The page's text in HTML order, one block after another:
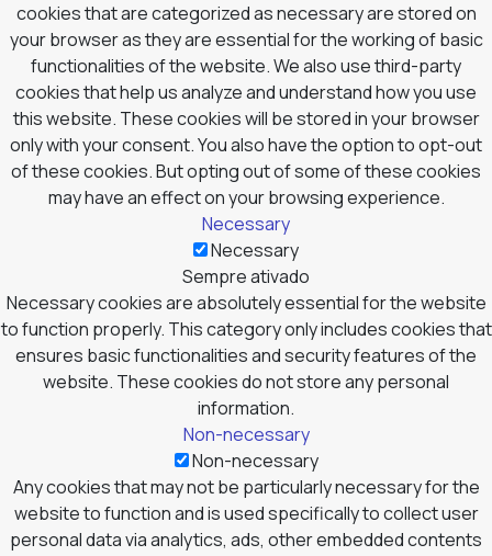
cookies that are categorized as necessary are stored on
your browser as they are essential for the working of basic
functionalities of the website. We also use third-party
cookies that help us analyze and understand how you use
this website. These cookies will be stored in your browser
only with your consent. You also have the option to opt-out
of these cookies. But opting out of some of these cookies
may have an effect on your browsing experience.
Necessary
Necessary
Sempre ativado
Necessary cookies are absolutely essential for the website
to function properly. This category only includes cookies that
ensures basic functionalities and security features of the
website. These cookies do not store any personal
information.
Non-necessary
Non-necessary
Any cookies that may not be particularly necessary for the
website to function and is used specifically to collect user
personal data via analytics, ads, other embedded contents